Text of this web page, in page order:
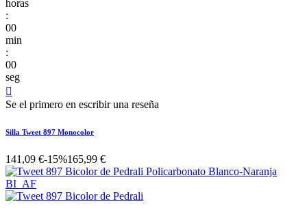
horas
:
00
min
:
00
seg

Se el primero en escribir una reseña
Silla Tweet 897 Monocolor
141,09 €-15%165,99 €